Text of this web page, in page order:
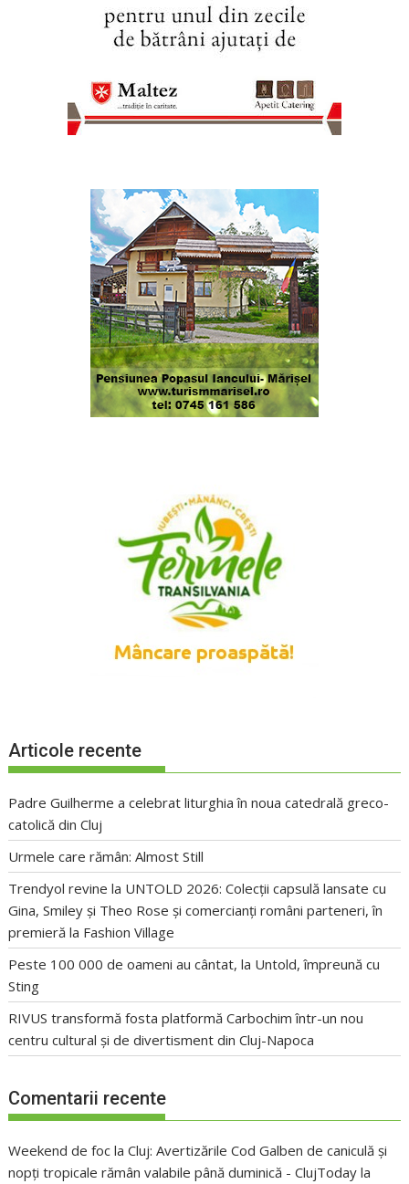
Articole recente
Padre Guilherme a celebrat liturghia în noua catedrală greco-
catolică din Cluj
Urmele care rămân: Almost Still
Trendyol revine la UNTOLD 2026: Colecții capsulă lansate cu
Gina, Smiley și Theo Rose și comercianți români parteneri, în
premieră la Fashion Village
Peste 100 000 de oameni au cântat, la Untold, împreună cu
Sting
RIVUS transformă fosta platformă Carbochim într-un nou
centru cultural și de divertisment din Cluj-Napoca
Comentarii recente
Weekend de foc la Cluj: Avertizările Cod Galben de caniculă și
nopți tropicale rămân valabile până duminică - ClujToday la